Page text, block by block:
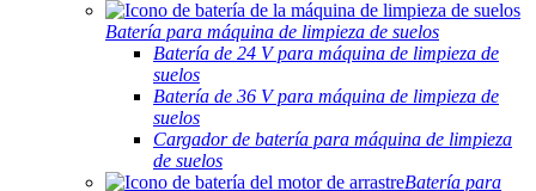
Batería para máquina de limpieza de suelos
Batería de 24 V para máquina de limpieza de
suelos
Batería de 36 V para máquina de limpieza de
suelos
Cargador de batería para máquina de limpieza
de suelos
Batería para